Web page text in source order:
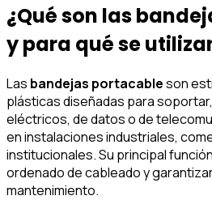
¿Qué son las
y para qué se
Las bandejas portacableson
plásticas diseñadas para
eléctricos, de datos o de
en instalaciones industriales,
institucionales. Su principal
ordenado de cableado y
mantenimiento.